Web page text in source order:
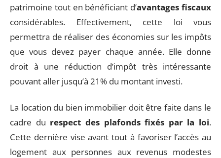
patrimoine tout en bénéficiant d’avantages fiscaux
considérables. Effectivement, cette loi vous
permettra de réaliser des économies sur les impôts
que vous devez payer chaque année. Elle donne
droit à une réduction d’impôt très intéressante
pouvant aller jusqu’à 21% du montant investi.
La location du bien immobilier doit être faite dans le
cadre du respect des plafonds fixés par la loi.
Cette dernière vise avant tout à favoriser l’accès au
logement aux personnes aux revenus modestes